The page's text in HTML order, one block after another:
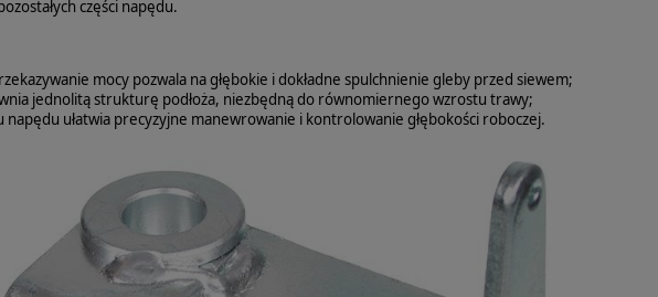
części napędu.
mocy pozwala na głębokie i dokładne spulchnienie gleby przed siewem;
jednolitą strukturę podłoża, niezbędną do równomiernego wzrostu trawy;
napędu ułatwia precyzyjne manewrowanie i kontrolowanie głębokości roboczej.